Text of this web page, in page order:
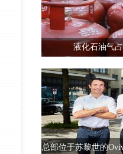
液化石油气
总部位于苏黎世的